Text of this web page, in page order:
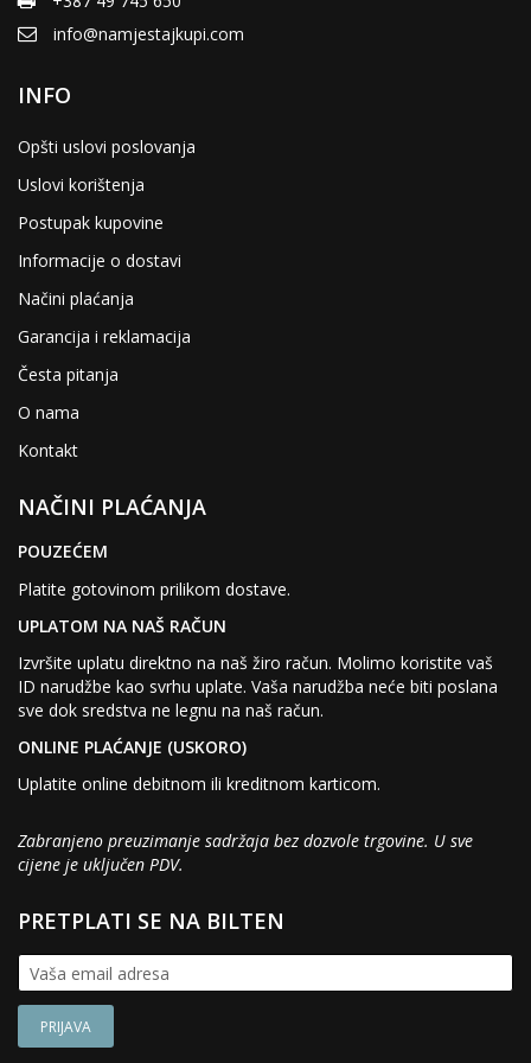
info@namjestajkupi.com
INFO
Opšti uslovi poslovanja
Uslovi korištenja
Postupak kupovine
Informacije o dostavi
Načini plaćanja
Garancija i reklamacija
Česta pitanja
O nama
Kontakt
NAČINI PLAĆANJA
POUZEĆEM
Platite gotovinom prilikom dostave.
UPLATOM NA NAŠ RAČUN
Izvršite uplatu direktno na naš žiro račun. Molimo koristite vaš
ID narudžbe kao svrhu uplate. Vaša narudžba neće biti poslana
sve dok sredstva ne legnu na naš račun.
ONLINE PLAĆANJE (USKORO)
Uplatite online debitnom ili kreditnom karticom.
Zabranjeno preuzimanje sadržaja bez dozvole trgovine. U sve
cijene je uključen PDV.
PRETPLATI SE NA BILTEN